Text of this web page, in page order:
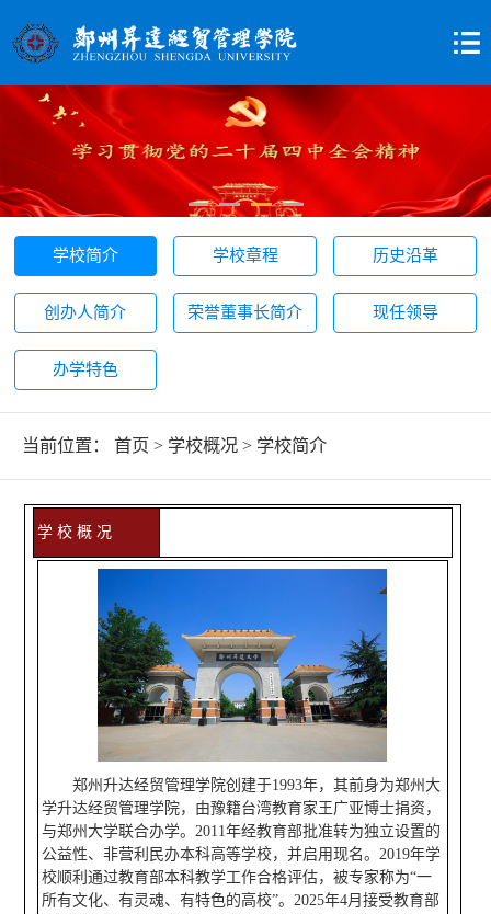
学校简介 学校章程 历史沿革
创办人简介 荣誉董事长简介 现任领导
办学特色
当前位置： 首页 > 学校概况 > 学校简介
学 校 概 况
郑州升达经贸管理学院创建于1993年，其前身为郑州大
学升达经贸管理学院，由豫籍台湾教育家王广亚博士捐资，
与郑州大学联合办学。2011年经教育部批准转为独立设置的
公益性、非营利民办本科高等学校，并启用现名。2019年学
校顺利通过教育部本科教学工作合格评估，被专家称为“一
所有文化、有灵魂、有特色的高校”。2025年4月接受教育部